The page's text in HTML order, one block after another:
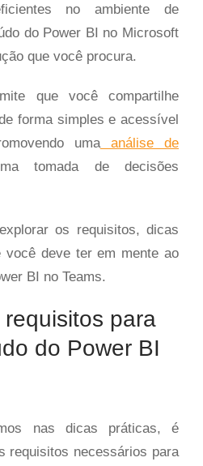
no ambiente de
do Power BI no Microsoft
que você procura.
que você compartilhe
forma simples e acessível
umaanálise de
tomada de decisões
os requisitos, dicas
você deve ter em mente ao
BI no Teams.
para
do Power BI
nas dicas práticas, é
requisitos necessários para